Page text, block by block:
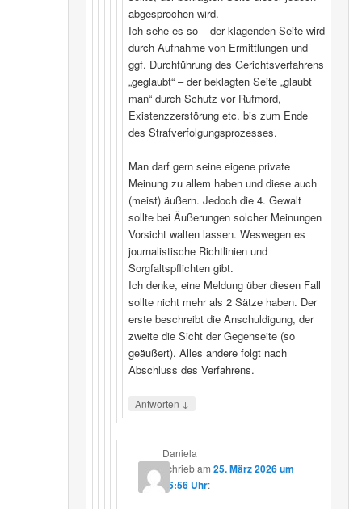
abgesprochen wird.
Ich sehe es so – der klagenden Seite wird
durch Aufnahme von Ermittlungen und
ggf. Durchführung des Gerichtsverfahrens
„geglaubt“ – der beklagten Seite „glaubt
man“ durch Schutz vor Rufmord,
Existenzzerstörung etc. bis zum Ende
des Strafverfolgungsprozesses.
Man darf gern seine eigene private
Meinung zu allem haben und diese auch
(meist) äußern. Jedoch die 4. Gewalt
sollte bei Äußerungen solcher Meinungen
Vorsicht walten lassen. Weswegen es
journalistische Richtlinien und
Sorgfaltspflichten gibt.
Ich denke, eine Meldung über diesen Fall
sollte nicht mehr als 2 Sätze haben. Der
erste beschreibt die Anschuldigung, der
zweite die Sicht der Gegenseite (so
geäußert). Alles andere folgt nach
Abschluss des Verfahrens.
Antworten ↓
Daniela
schriebam25. März 2026 um
16:56 Uhr: